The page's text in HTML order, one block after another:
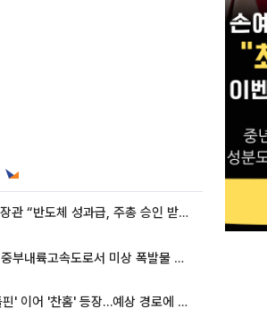
김정관 장관 “반도체 성과급, 주총 승인 받도록”…상법·자본시장법 개정 시사
중부내륙고속도로서 미상 폭발물 발견
태풍 '돌핀' 이어 '찬홈' 등장…예상 경로에 한국 '한숨'